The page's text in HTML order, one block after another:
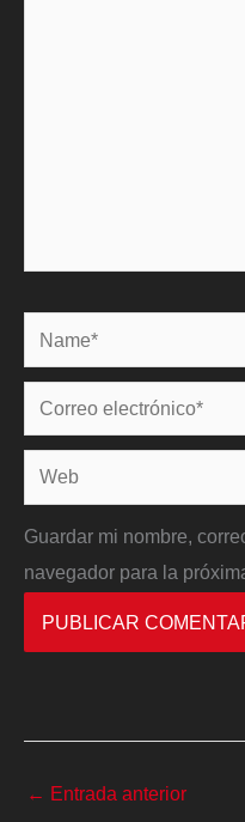
Name*
Correo
electrónico*
Web
Guardar mi nombre,
navegador para la
← Entrada anterior